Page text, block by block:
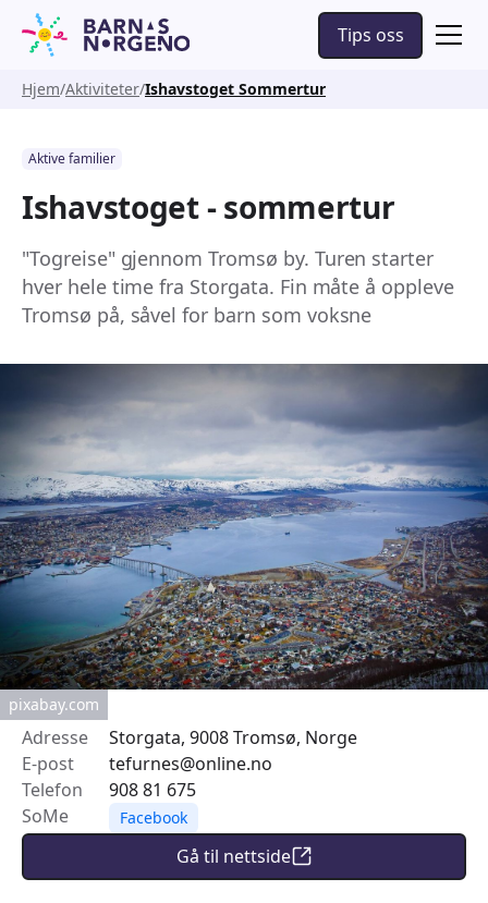
Tips oss
Hjem Aktiviteter Ishavstoget Sommertur
Aktive familier
Ishavstoget - sommertur
"Togreise" gjennom Tromsø by. Turen starter
hver hele time fra Storgata. Fin måte å oppleve
Tromsø på, såvel for barn som voksne
pixabay.com
Adresse
Storgata, 9008 Tromsø, Norge
E-post
tefurnes@online.no
Telefon
908 81 675
SoMe
Facebook
Gå til nettside